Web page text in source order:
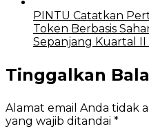
PINTU Catatkan
Token Berbasis
Sepanjang Kuartal II
Tinggalkan
Alamat email Anda tidak
yang wajib ditandai *